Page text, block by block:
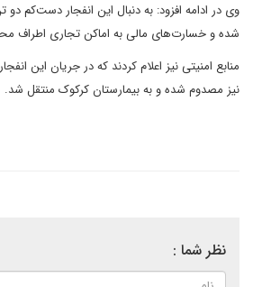
شده و خسارت‌های مالی به اماکن تجاری اطراف
منابع امنیتی نیز اعلام کردند که در جریان این
نیز مصدوم شده و به بیمارستان کرکوک منتقل شد.
نظر شما :